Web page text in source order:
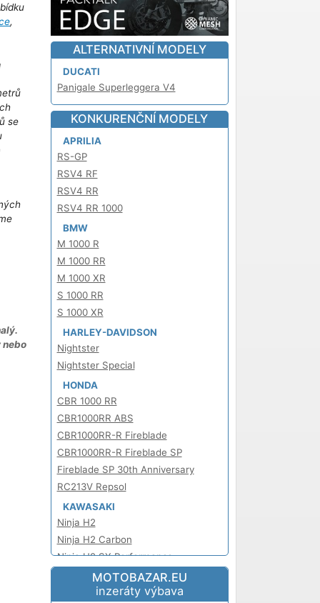
,
se
nebo
ALTERNATIVNÍ MODELY
DUCATI
Panigale Superleggera V4
KONKURENČNÍ MODELY
APRILIA
RS-GP
RSV4 RF
RSV4 RR
RSV4 RR 1000
BMW
M 1000 R
M 1000 RR
M 1000 XR
S 1000 RR
S 1000 XR
HARLEY-DAVIDSON
Nightster
Nightster Special
HONDA
CBR 1000 RR
CBR1000RR ABS
CBR1000RR-R Fireblade
CBR1000RR-R Fireblade SP
Fireblade SP 30th Anniversary
RC213V Repsol
KAWASAKI
Ninja H2
Ninja H2 Carbon
Ninja H2 SX Performance
Ninja H2 SX SE Plus
Ninja H2R
MOTOBAZAR.EU
inzeráty výbava